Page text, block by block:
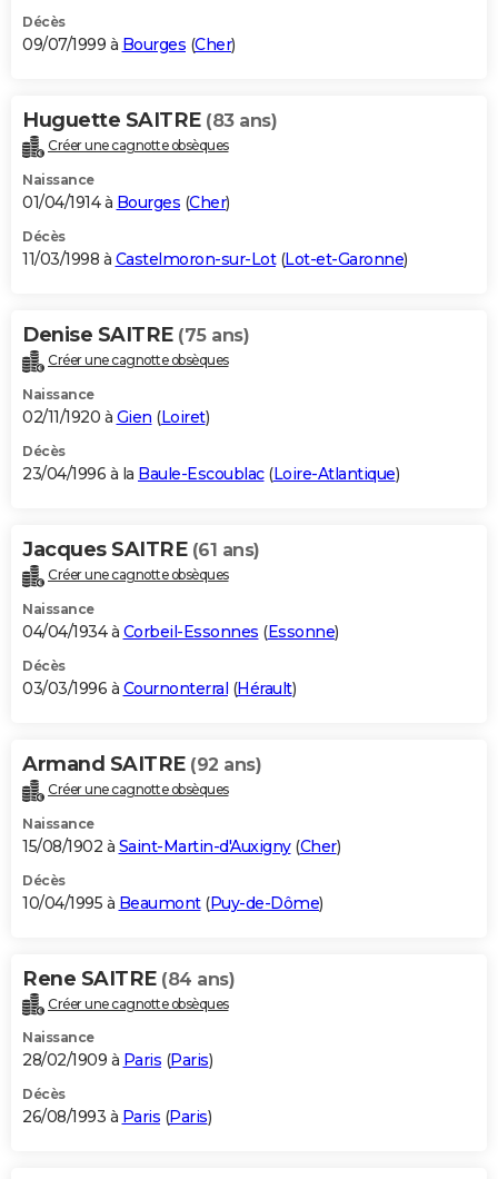
Décès
09/07/1999 à Bourges (Cher)
Huguette SAITRE (83 ans)
Créer une cagnotte obsèques
Naissance
01/04/1914 à Bourges (Cher)
Décès
11/03/1998 à Castelmoron-sur-Lot(Lot-et-Garonne)
Denise SAITRE (75 ans)
Créer une cagnotte obsèques
Naissance
02/11/1920 à Gien (Loiret)
Décès
23/04/1996 à la Baule-Escoublac(Loire-Atlantique)
Jacques SAITRE (61 ans)
Créer une cagnotte obsèques
Naissance
04/04/1934 à Corbeil-Essonnes (Essonne)
Décès
03/03/1996 à Cournonterral (Hérault)
Armand SAITRE (92 ans)
Créer une cagnotte obsèques
Naissance
15/08/1902 à Saint-Martin-d'Auxigny(Cher)
Décès
10/04/1995 à Beaumont(Puy-de-Dôme)
Rene SAITRE (84 ans)
Créer une cagnotte obsèques
Naissance
28/02/1909 à Paris (Paris)
Décès
26/08/1993 à Paris (Paris)